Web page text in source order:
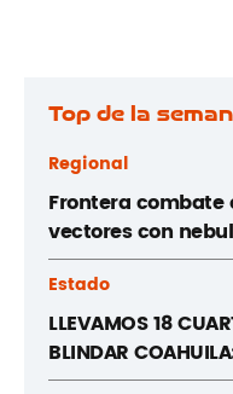
Top de la
Regional
Frontera combate
vectores con
Estado
LLEVAMOS 18
BLINDAR